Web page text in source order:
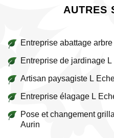
AUTRES
Entreprise abattage
Entreprise de jardinage
Artisan paysagiste L
Entreprise élagage L
Pose et changement
Aurin